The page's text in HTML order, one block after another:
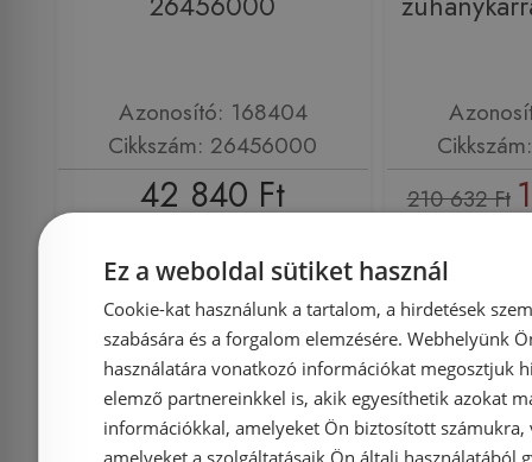
Azonosító: 168404
Cikkszám: 26456000
42 840 Ft
Kosárba
210 632 Ft
Rendelésre Raktáron
Ez a weboldal sütiket használ
Cookie-kat használunk a tartalom, a hirdetések
szabására és a forgalom elemzésére. Webhelyünk
használatára vonatkozó információkat megosztjuk
elemző partnereinkkel is, akik egyesíthetik azokat
információkkal, amelyeket Ön biztosított számukra,
amelyeket a szolgáltatásaik Ön általi használatából